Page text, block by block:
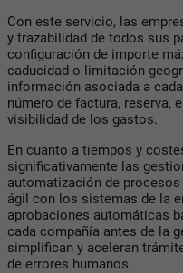
Con este servicio, las
y trazabilidad de todos sus
configuración de importe
caducidad o limitación
información asociada a
número de factura, reserva,
visibilidad de los gastos.
En cuanto a tiempos y
significativamente las
automatización de
ágil con los sistemas de la
aprobaciones automáticas
cada compañía antes de la
simplifican y aceleran
de errores humanos.